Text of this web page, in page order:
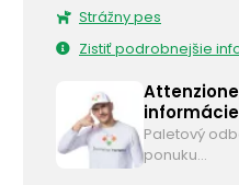
Strážny pes
Zistiť podrobnejšie
Paletový
ponuku…